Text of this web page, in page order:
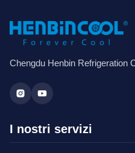
Chengdu Henbin Refrigeration
I nostri servizi